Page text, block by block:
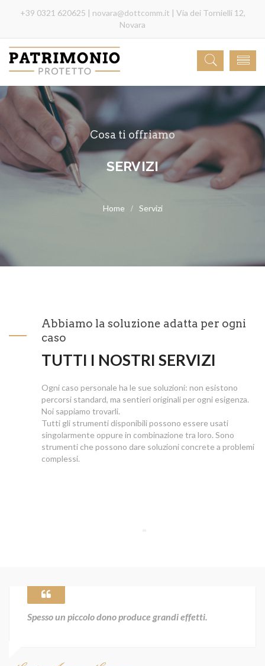
+39 0321 620625 | novara@dottcomm.it | Via dei Tornielli 12,
Novara
Cosa ti offriamo
SERVIZI
Servizi
Abbiamo la soluzione adatta per ogni
caso
TUTTI I NOSTRI SERVIZI
Ogni caso personale ha le sue soluzioni: non esistono
percorsi standard, ma sentieri originali per ogni esigenza.
Noi sappiamo trovarli.
Tutti gli strumenti disponibili possono essere usati
singolarmente oppure in combinazione tra loro. Sono
strumenti che possono dare soluzioni concrete a problemi
complessi.
Spesso un piccolo dono produce grandi effetti.